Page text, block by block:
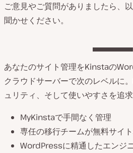
ご意見やご質問がありましたら、
聞かせください。
あなたのサイト管理をKinstaの
クラウドサーバーで次のレベルに
ュリティ、そして使いやすさを追
MyKinstaで手間なく管理
専任の移行チームが無料サイ
WordPressに精通したエンジ